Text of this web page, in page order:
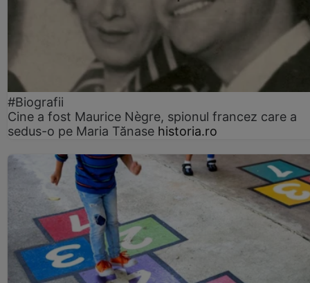
#Biografii
Cine a fost Maurice Nègre, spionul francez care a
sedus-o pe Maria Tănase historia.ro